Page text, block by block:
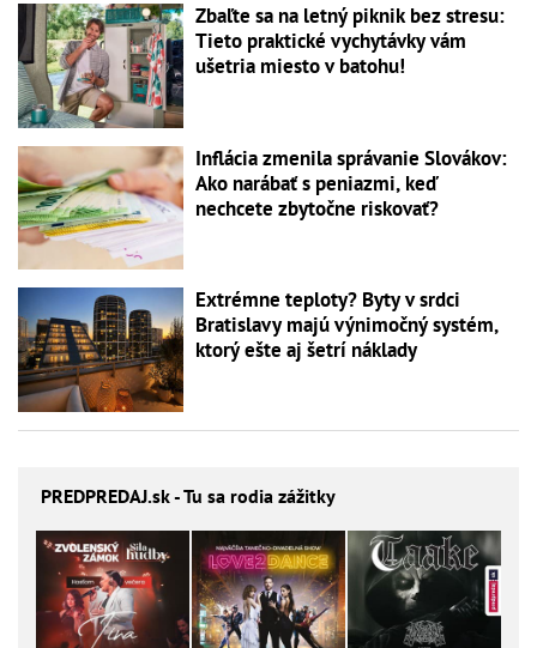
Zbaľte sa na letný piknik bez stresu:
Tieto praktické vychytávky vám
ušetria miesto v batohu!
Inflácia zmenila správanie Slovákov:
Ako narábať s peniazmi, keď
nechcete zbytočne riskovať?
Extrémne teploty? Byty v srdci
Bratislavy majú výnimočný systém,
ktorý ešte aj šetrí náklady
PREDPREDAJ.sk - Tu sa rodia zážitky